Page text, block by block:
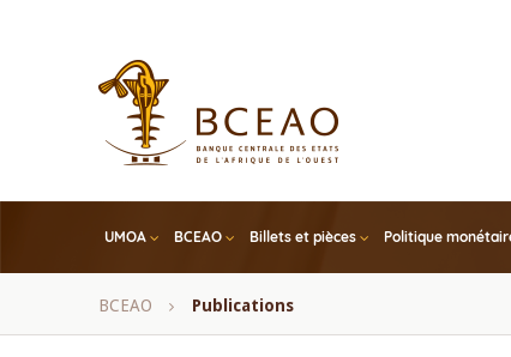
UMOA BCEAO Billets et pièces Politique
Fil
BCEAO Publications